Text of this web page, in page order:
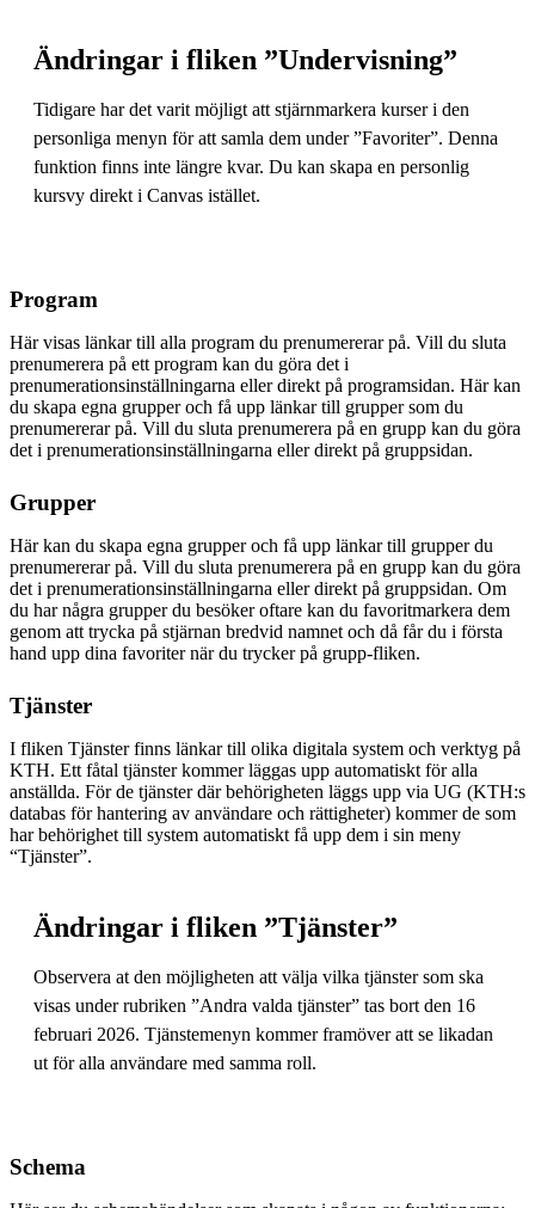
Ändringar i fliken ”Undervisning”
Tidigare har det varit möjligt att stjärnmarkera kurser i den
personliga menyn för att samla dem under ”Favoriter”. Denna
funktion finns inte längre kvar. Du kan skapa en personlig
kursvy direkt i Canvas istället.
Program
Här visas länkar till alla program du prenumererar på. Vill du sluta
prenumerera på ett program kan du göra det i
prenumerationsinställningarna eller direkt på programsidan. Här kan
du skapa egna grupper och få upp länkar till grupper som du
prenumererar på. Vill du sluta prenumerera på en grupp kan du göra
det i prenumerationsinställningarna eller direkt på gruppsidan.
Grupper
Här kan du skapa egna grupper och få upp länkar till grupper du
prenumererar på. Vill du sluta prenumerera på en grupp kan du göra
det i prenumerationsinställningarna eller direkt på gruppsidan. Om
du har några grupper du besöker oftare kan du favoritmarkera dem
genom att trycka på stjärnan bredvid namnet och då får du i första
hand upp dina favoriter när du trycker på grupp-fliken.
Tjänster
I fliken Tjänster finns länkar till olika digitala system och verktyg på
KTH. Ett fåtal tjänster kommer läggas upp automatiskt för alla
anställda. För de tjänster där behörigheten läggs upp via UG (KTH:s
databas för hantering av användare och rättigheter) kommer de som
har behörighet till system automatiskt få upp dem i sin meny
“Tjänster”.
Ändringar i fliken ”Tjänster”
Observera at den möjligheten att välja vilka tjänster som ska
visas under rubriken ”Andra valda tjänster” tas bort den 16
februari 2026. Tjänstemenyn kommer framöver att se likadan
ut för alla användare med samma roll.
Schema